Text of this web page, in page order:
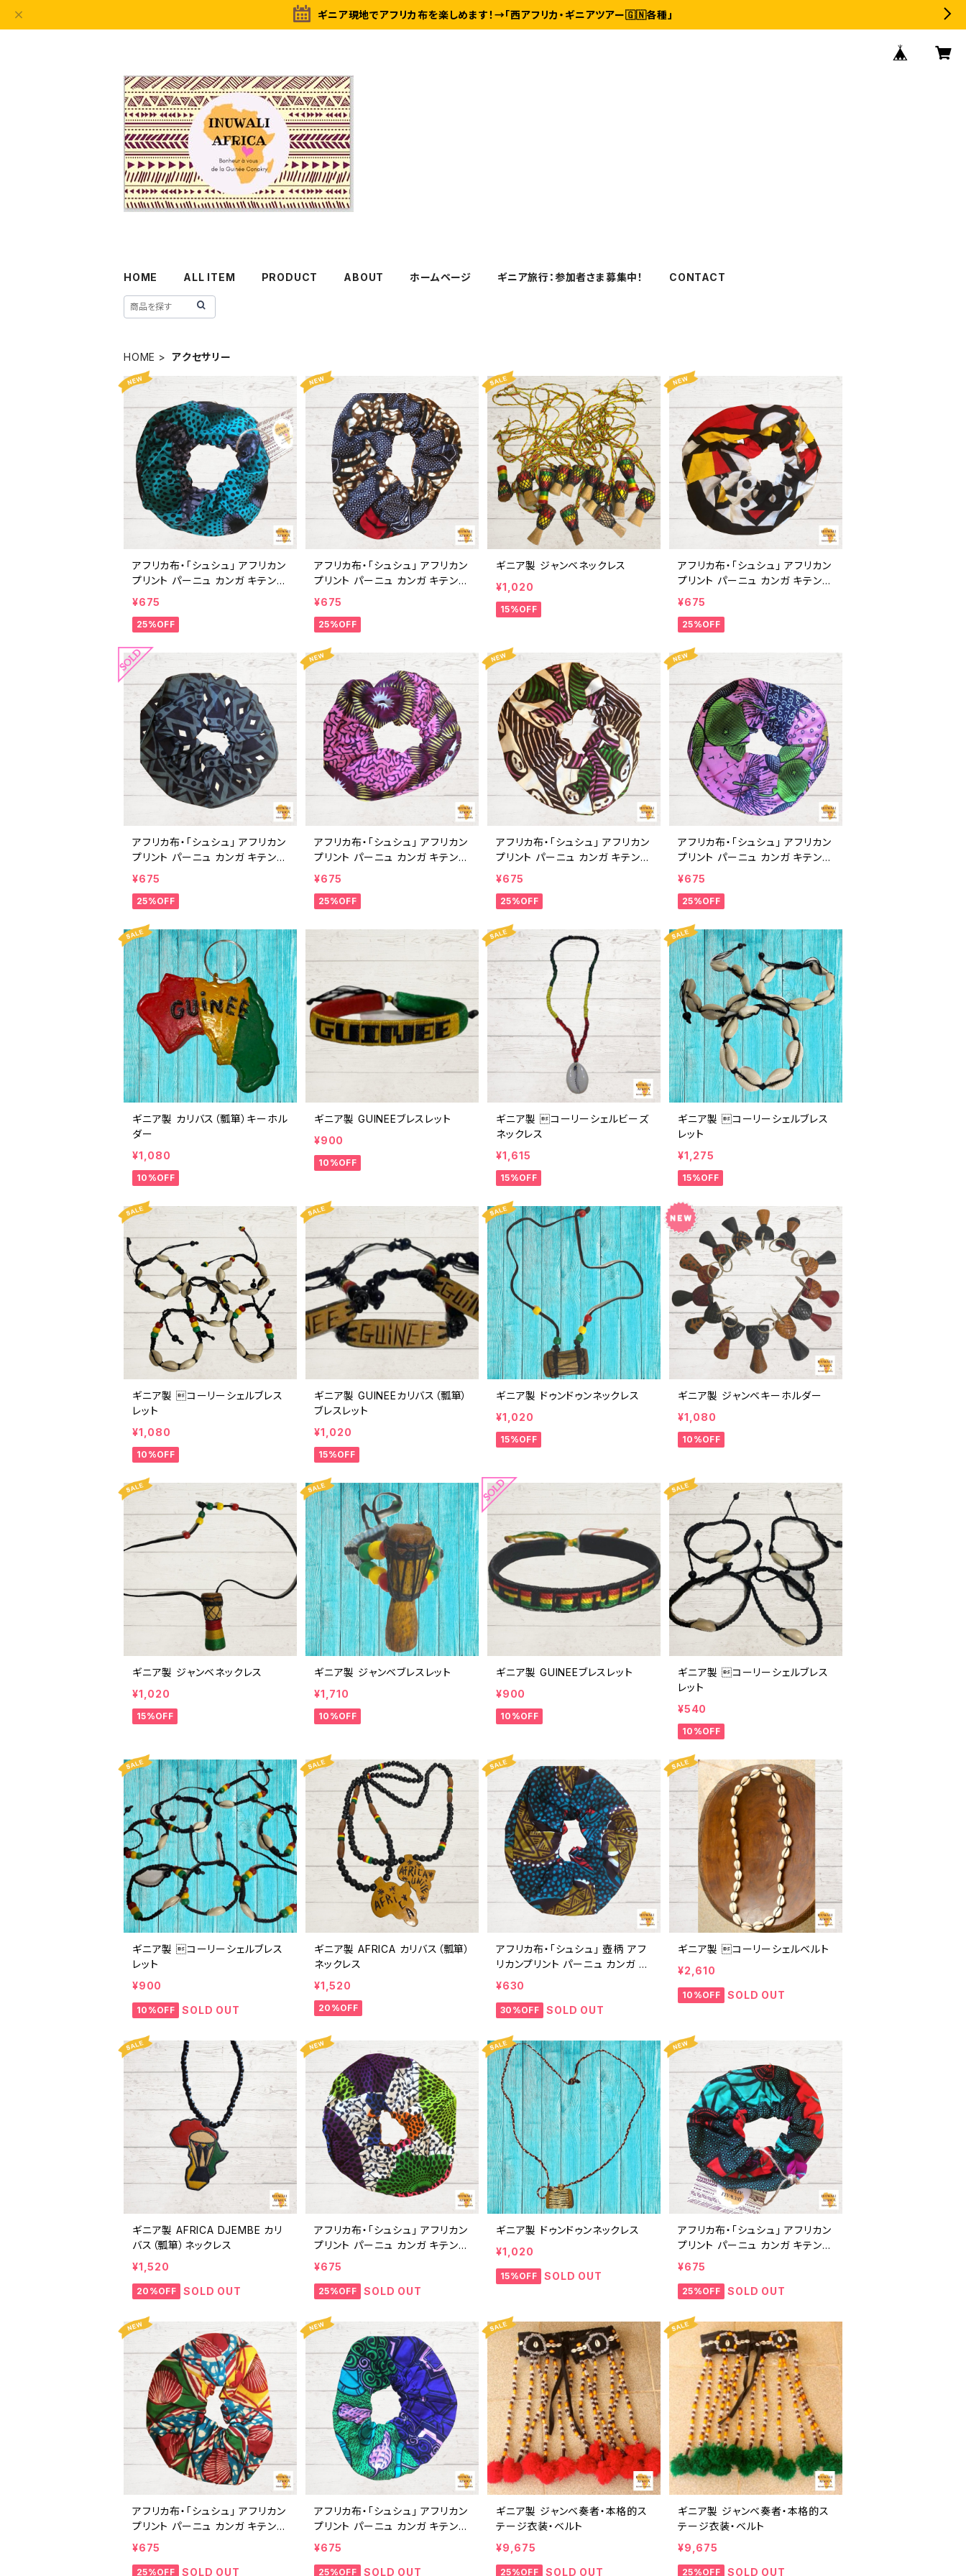
ギニア現地でアフリカ布を楽しめます！→「西アフリカ・ギニアツアー🇬🇳各種」
HOME ALL ITEM PRODUCT ABOUT ホームページ ギニア旅行：参加者さま募集中！ CONTACT
HOME アクセサリー
アフリカ布・「シュシュ」 アフリカン
プリント パーニュ カンガ キテンゲ
トートバッグ エコバッグ ギニア フ
¥675
25%OFF
アフリカ布・「シュシュ」 アフリカン
プリント パーニュ カンガ キテンゲ
トートバッグ エコバッグ ギニア フ
¥675
25%OFF
ギニア製 ジャンベネックレス
¥1,020
15%OFF
アフリカ布・「シュシュ」 アフリカン
プリント パーニュ カンガ キテンゲ
トートバッグ エコバッグ ギニア フ
¥675
25%OFF
アフリカ布・「シュシュ」 アフリカン
プリント パーニュ カンガ キテンゲ
トートバッグ エコバッグ ギニア フ
¥675
25%OFF
アフリカ布・「シュシュ」 アフリカン
プリント パーニュ カンガ キテンゲ
トートバッグ エコバッグ ギニア フ
¥675
25%OFF
アフリカ布・「シュシュ」 アフリカン
プリント パーニュ カンガ キテンゲ
トートバッグ エコバッグ ギニア フ
¥675
25%OFF
アフリカ布・「シュシュ」 アフリカン
プリント パーニュ カンガ キテンゲ
トートバッグ エコバッグ ギニア フ
¥675
25%OFF
ギニア製 カリバス（瓢箪）キーホル
ダー
¥1,080
10%OFF
ギニア製 GUINEEブレスレット
¥900
10%OFF
ギニア製 コーリーシェルビーズ
ネックレス
¥1,615
15%OFF
ギニア製 コーリーシェルブレス
レット
¥1,275
15%OFF
ギニア製 コーリーシェルブレス
レット
¥1,080
10%OFF
ギニア製 GUINEEカリバス（瓢箪）
ブレスレット
¥1,020
15%OFF
ギニア製 ドゥンドゥンネックレス
¥1,020
15%OFF
ギニア製 ジャンベキーホルダー
¥1,080
10%OFF
ギニア製 ジャンベネックレス
¥1,020
15%OFF
ギニア製 ジャンベブレスレット
¥1,710
10%OFF
ギニア製 GUINEEブレスレット
¥900
10%OFF
ギニア製 コーリーシェルブレス
レット
¥540
10%OFF
ギニア製 コーリーシェルブレス
レット
¥900
10%OFF SOLD OUT
ギニア製 AFRICA カリバス（瓢箪）
ネックレス
¥1,520
20%OFF
アフリカ布・「シュシュ」 壺柄 アフ
リカンプリント パーニュ カンガ キ
テンゲ トートバッグ エコバッグ ギ
ICA
¥630
30%OFF SOLD OUT
ギニア製 コーリーシェルベルト
¥2,610
10%OFF SOLD OUT
ギニア製 AFRICA DJEMBE カリ
バス（瓢箪）ネックレス
¥1,520
20%OFF SOLD OUT
アフリカ布・「シュシュ」 アフリカン
プリント パーニュ カンガ キテンゲ
トートバッグ エコバッグ ギニア フ
¥675
25%OFF SOLD OUT
ギニア製 ドゥンドゥンネックレス
¥1,020
15%OFF SOLD OUT
アフリカ布・「シュシュ」 アフリカン
プリント パーニュ カンガ キテンゲ
トートバッグ エコバッグ ギニア フ
¥675
25%OFF SOLD OUT
アフリカ布・「シュシュ」 アフリカン
プリント パーニュ カンガ キテンゲ
トートバッグ エコバッグ ギニア フ
¥675
25%OFF SOLD OUT
アフリカ布・「シュシュ」 アフリカン
プリント パーニュ カンガ キテンゲ
トートバッグ エコバッグ ギニア フ
¥675
25%OFF SOLD OUT
ギニア製 ジャンベ奏者・本格的ス
テージ衣装・ベルト
¥9,675
25%OFF SOLD OUT
ギニア製 ジャンベ奏者・本格的ス
テージ衣装・ベルト
¥9,675
25%OFF SOLD OUT